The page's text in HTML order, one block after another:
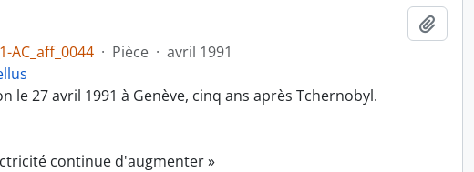
AC_aff_0044 · Pièce · avril 1991
le 27 avril 1991 à Genève, cinq ans après Tchernobyl.
continue d'augmenter »